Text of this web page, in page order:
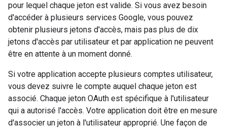
pour lequel chaque jeton est valide. Si vous avez besoin
d'accéder à plusieurs services Google, vous pouvez
obtenir plusieurs jetons d'accès, mais pas plus de dix
jetons d'accès par utilisateur et par application ne peuvent
être en attente à un moment donné.
Si votre application accepte plusieurs comptes utilisateur,
vous devez suivre le compte auquel chaque jeton est
associé. Chaque jeton OAuth est spécifique à l'utilisateur
qui a autorisé l'accès. Votre application doit être en mesure
d'associer un jeton à l'utilisateur approprié. Une façon de